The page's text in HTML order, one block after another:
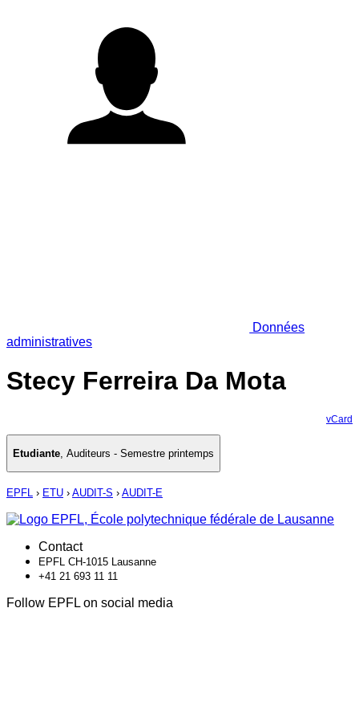
Données
administratives
Stecy Ferreira Da Mota
vCard
Etudiante, Auditeurs - Semestre printemps
EPFL › ETU › AUDIT-S › AUDIT-E
Contact
EPFL CH-1015 Lausanne
+41 21 693 11 11
Follow EPFL on social media